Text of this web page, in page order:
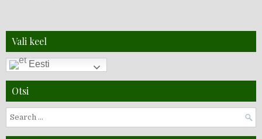
Vali keel
Eesti
Otsi